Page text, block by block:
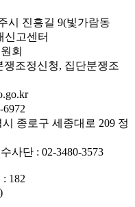
시 진흥길 9(빛가람동
신고센터
회
조정신청, 집단분쟁조
종로구 세종대로 209 정
사단 : 02-3480-3573
182